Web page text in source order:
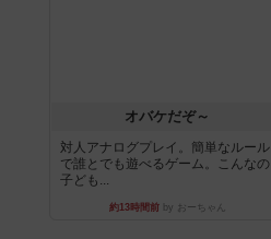
オバケだぞ～
対人アナログプレイ。簡単なルール
で誰とでも遊べるゲーム。こんなの
子ども...
約13時間前by おーちゃん